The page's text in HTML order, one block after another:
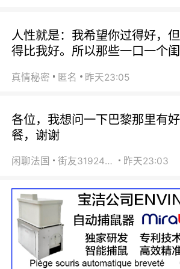
人性就是：我希望你过得好，
得比我好。所以那些一口一个
真情秘密 匿名 昨天23:05
各位，我想问一下巴黎那里有
餐，谢谢
闲聊法国 街友31924072 昨天23:03